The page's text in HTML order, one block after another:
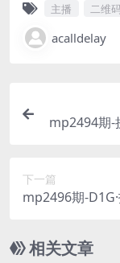
主播 二维
acalldelay
mp2494期-
下一篇
mp2496期-
(操作简单，一
相关文章